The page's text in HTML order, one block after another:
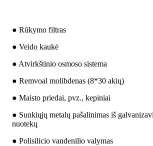
● Rūkymo filtras
● Veido kaukė
● Atvirkštinio osmoso sistema
● Remvoal molibdenas (8*30 akių)
● Maisto priedai, pvz., kepiniai
● Sunkiųjų metalų pašalinimas iš
nuotekų
● Polisilicio vandenilio valymas